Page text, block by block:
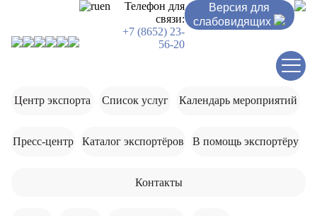
ruen
Телефон для
связи:
+7 (8652) 23-
56-20
Версия для
слабовидящих
Центр экспорта Список услуг Календарь мероприятий
Пресс-центр Каталог экспортёров В помощь экспортёру
Контакты